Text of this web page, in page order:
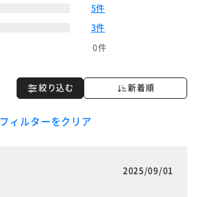
5件
3件
0件
絞り込む 新着順
フィルターをクリア
2025/09/01